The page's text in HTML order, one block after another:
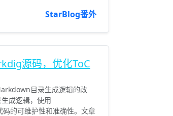
StarBlog番外
源码，优化ToC
目录生成逻辑的改
成逻辑，使用
的可维护性和准确性。文章